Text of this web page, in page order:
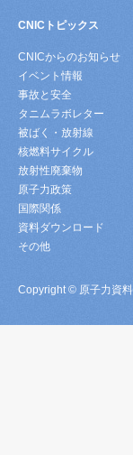
CNICトピックス
CNICからのお知らせ
イベント情報
事故と安全
タニムラボレター
被ばく・放射線
核燃料サイクル
放射性廃棄物
原子力政策
国際関係
資料ダウンロード
その他
Copyright © 原子力資